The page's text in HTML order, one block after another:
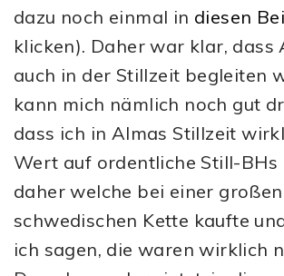
dazu noch einmal in diesen
klicken). Daher war klar, dass
auch in der Stillzeit begleiten
kann mich nämlich noch gut
dass ich in Almas Stillzeit
Wert auf ordentliche Still-BHs
daher welche bei einer großen
schwedischen Kette kaufte
ich sagen, die waren wirklich